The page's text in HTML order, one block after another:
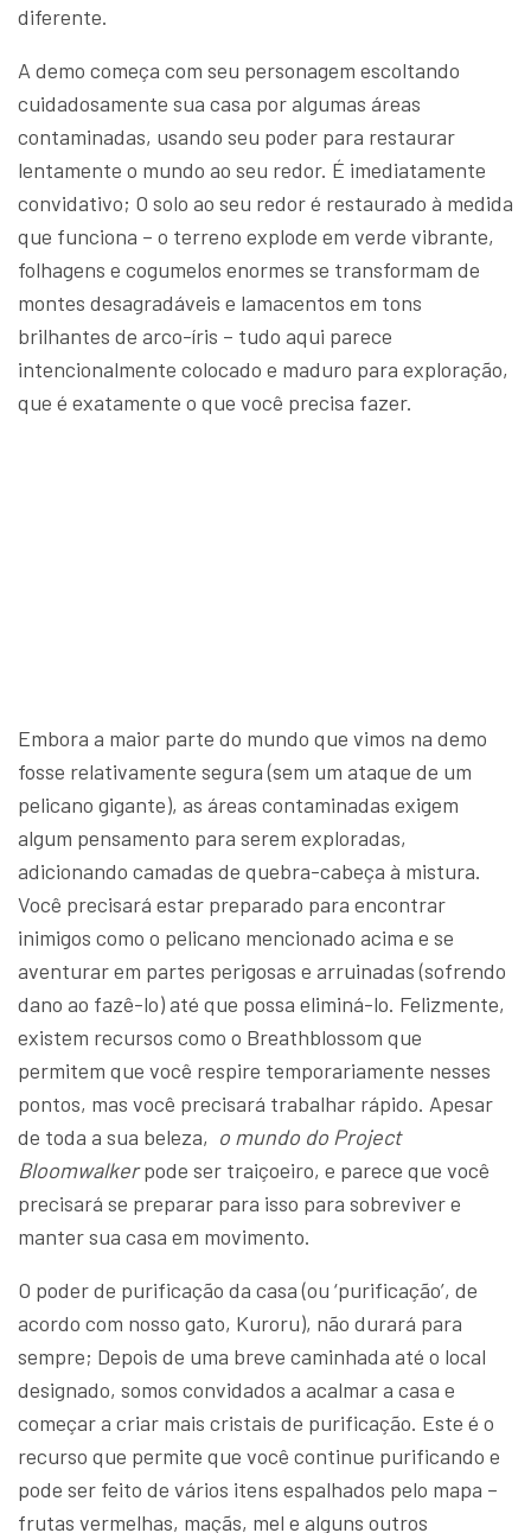
diferente.
A demo começa com seu personagem escoltando
cuidadosamente sua casa por algumas áreas
contaminadas, usando seu poder para restaurar
lentamente o mundo ao seu redor. É imediatamente
convidativo; O solo ao seu redor é restaurado à medida
que funciona – o terreno explode em verde vibrante,
folhagens e cogumelos enormes se transformam de
montes desagradáveis e lamacentos em tons
brilhantes de arco-íris – tudo aqui parece
intencionalmente colocado e maduro para exploração,
que é exatamente o que você precisa fazer.
Embora a maior parte do mundo que vimos na demo
fosse relativamente segura (sem um ataque de um
pelicano gigante), as áreas contaminadas exigem
algum pensamento para serem exploradas,
adicionando camadas de quebra-cabeça à mistura.
Você precisará estar preparado para encontrar
inimigos como o pelicano mencionado acima e se
aventurar em partes perigosas e arruinadas (sofrendo
dano ao fazê-lo) até que possa eliminá-lo. Felizmente,
existem recursos como o Breathblossom que
permitem que você respire temporariamente nesses
pontos, mas você precisará trabalhar rápido. Apesar
de toda a sua beleza, o mundo do Project
Bloomwalkerpode ser traiçoeiro, e parece que você
precisará se preparar para isso para sobreviver e
manter sua casa em movimento.
O poder de purificação da casa (ou ‘purificação’, de
acordo com nosso gato, Kuroru), não durará para
sempre; Depois de uma breve caminhada até o local
designado, somos convidados a acalmar a casa e
começar a criar mais cristais de purificação. Este é o
recurso que permite que você continue purificando e
pode ser feito de vários itens espalhados pelo mapa –
frutas vermelhas, maçãs, mel e alguns outros